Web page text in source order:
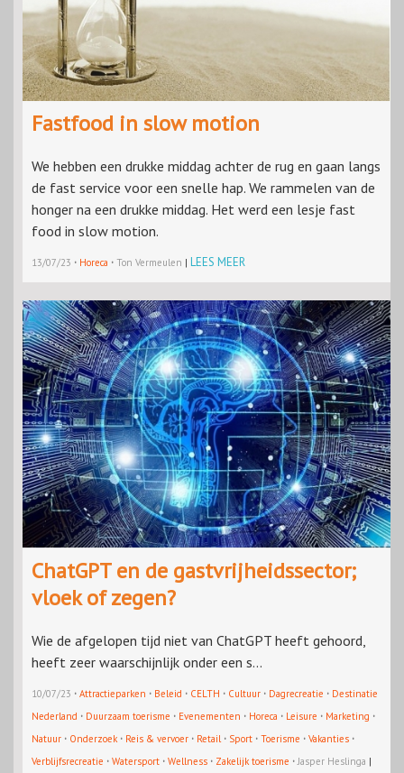
Fastfood in slow motion
We hebben een drukke middag achter de rug en gaan langs
de fast service voor een snelle hap. We rammelen van de
honger na een drukke middag. Het werd een lesje fast
food in slow motion.
13/07/23 · Horeca · Ton Vermeulen | LEES MEER
ChatGPT en de gastvrijheidssector;
vloek of zegen?
Wie de afgelopen tijd niet van ChatGPT heeft gehoord,
heeft zeer waarschijnlijk onder een s...
10/07/23 · Attractieparken · Beleid · CELTH · Cultuur · Dagrecreatie · Destinatie
Nederland · Duurzaam toerisme · Evenementen · Horeca · Leisure · Marketing ·
Natuur · Onderzoek · Reis & vervoer · Retail · Sport · Toerisme · Vakanties ·
Verblijfsrecreatie · Watersport · Wellness · Zakelijk toerisme · Jasper Heslinga |